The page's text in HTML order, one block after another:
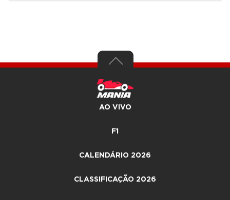
AO VIVO
F1
CALENDÁRIO 2026
CLASSIFICAÇÃO 2026